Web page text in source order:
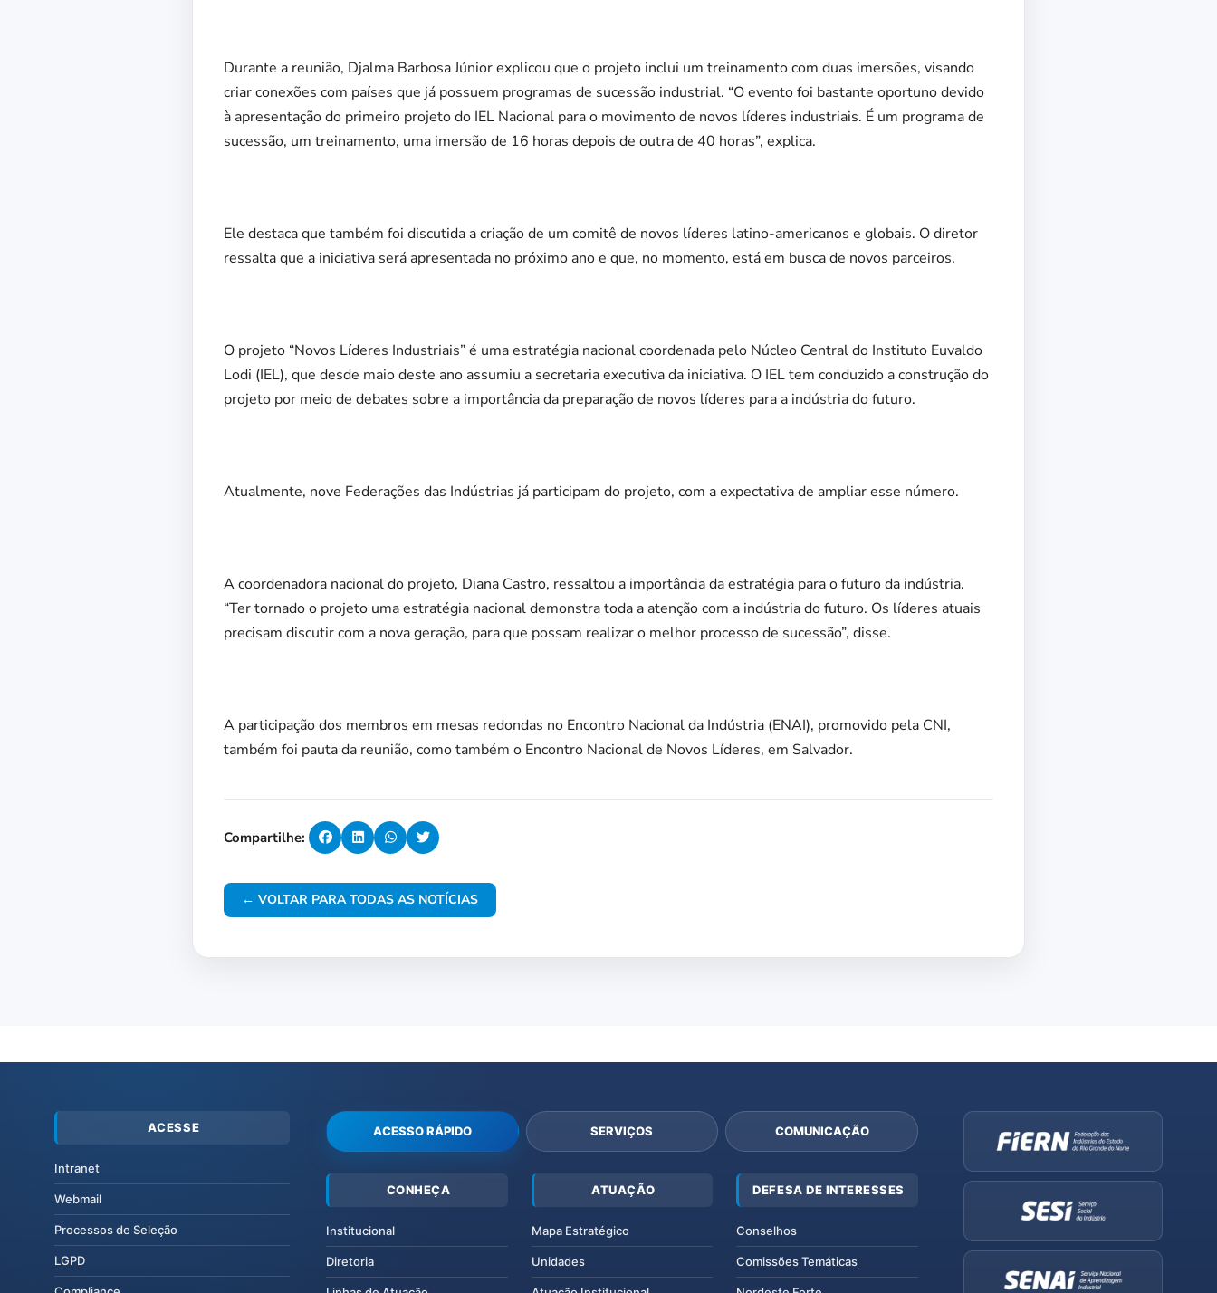
Durante a reunião, Djalma Barbosa Júnior explicou que o projeto inclui um treinamento com duas imersões, visando
criar conexões com países que já possuem programas de sucessão industrial. “O evento foi bastante oportuno devido
à apresentação do primeiro projeto do IEL Nacional para o movimento de novos líderes industriais. É um programa de
sucessão, um treinamento, uma imersão de 16 horas depois de outra de 40 horas”, explica.
Ele destaca que também foi discutida a criação de um comitê de novos líderes latino-americanos e globais. O diretor
ressalta que a iniciativa será apresentada no próximo ano e que, no momento, está em busca de novos parceiros.
O projeto “Novos Líderes Industriais” é uma estratégia nacional coordenada pelo Núcleo Central do Instituto Euvaldo
Lodi (IEL), que desde maio deste ano assumiu a secretaria executiva da iniciativa. O IEL tem conduzido a construção do
projeto por meio de debates sobre a importância da preparação de novos líderes para a indústria do futuro.
Atualmente, nove Federações das Indústrias já participam do projeto, com a expectativa de ampliar esse número.
A coordenadora nacional do projeto, Diana Castro, ressaltou a importância da estratégia para o futuro da indústria.
“Ter tornado o projeto uma estratégia nacional demonstra toda a atenção com a indústria do futuro. Os líderes atuais
precisam discutir com a nova geração, para que possam realizar o melhor processo de sucessão”, disse.
A participação dos membros em mesas redondas no Encontro Nacional da Indústria (ENAI), promovido pela CNI,
também foi pauta da reunião, como também o Encontro Nacional de Novos Líderes, em Salvador.
Compartilhe:
← VOLTAR PARA TODAS AS NOTÍCIAS
ACESSE
Intranet
Webmail
Processos de Seleção
LGPD
ACESSO RÁPIDO SERVIÇOS COMUNICAÇÃO
CONHEÇA
Institucional
Diretoria
ATUAÇÃO
Mapa Estratégico
Unidades
DEFESA DE INTERESSES
Conselhos
Comissões Temáticas